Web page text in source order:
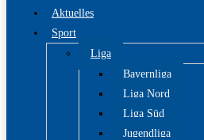
Aktuelles
Sport
Liga
Bayernliga
Liga Nord
Liga Süd
Jugendliga